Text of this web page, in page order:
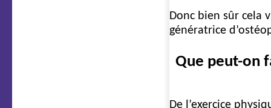
Donc bien sûr cela
génératrice
Que peut-on
De l’exercice